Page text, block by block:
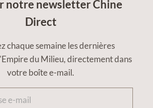
notre newsletter Chine
Direct
chaque semaine les dernières
du Milieu, directement dans
votre boîte e-mail.